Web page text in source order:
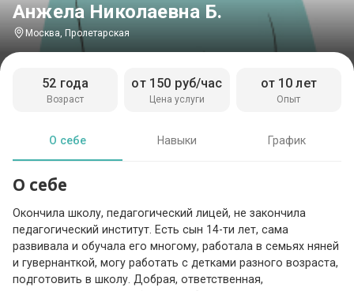
Анжела Николаевна Б.
Москва, Пролетарская
Возраст
52 года
Цена услуги
от 150 руб/час
Опыт
от 10 лет
О себе Навыки График
О себе
Окончила школу, педагогический лицей, не закончила
педагогический институт. Есть сын 14-ти лет, сама
развивала и обучала его многому, работала в семьях няней
и гувернанткой, могу работать с детками разного возраста,
подготовить в школу. Добрая, ответственная,